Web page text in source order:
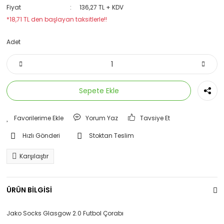
Fiyat
136,27 TL + KDV
*18,71 TL den başlayan taksitlerle!!
Adet
Sepete Ekle
Yorum Yaz Tavsiye Et
Hızlı Gönderi Stoktan Teslim
Karşılaştır
ÜRÜN BİLGİSİ
Jako Socks Glasgow 2.0 Futbol Çorabı